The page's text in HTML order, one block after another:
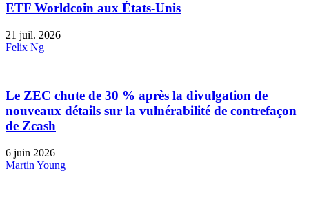
ETF Worldcoin aux États-Unis
21 juil. 2026
Felix Ng
Le ZEC chute de 30 % après la divulgation de
nouveaux détails sur la vulnérabilité de contrefaçon
de Zcash
6 juin 2026
Martin Young